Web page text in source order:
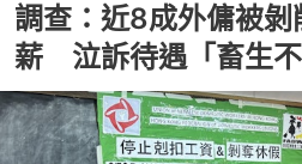
調查：近8成外傭被
薪 泣訴待遇「畜生不